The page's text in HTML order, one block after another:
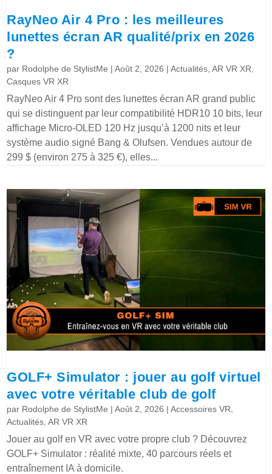
RayNeo Air 4 Pro : les meilleures
lunettes écran AR qualité/prix en 2026
?
par Rodolphe de StylistMe |Août 2, 2026 |Actualités ,AR VR XR
Casques VR XR
RayNeo Air 4 Pro sont des lunettes écran AR grand public
qui se distinguent par leur compatibilité HDR10 10 bits, leur
affichage Micro-OLED 120 Hz jusqu’à 1200 nits et leur
système audio signé Bang & Olufsen. Vendues autour de
299 $ (environ 275 à 325 €), elles...
GOLF+ Simulator : jouer au golf virtuel
avec votre véritable club de golf
par Rodolphe de StylistMe |Août 2, 2026 |Accessoires VR
Actualités ,AR VR XR
Jouer au golf en VR avec votre propre club ? Découvrez
GOLF+ Simulator : réalité mixte, 40 parcours réels et
entraînement IA à domicile.